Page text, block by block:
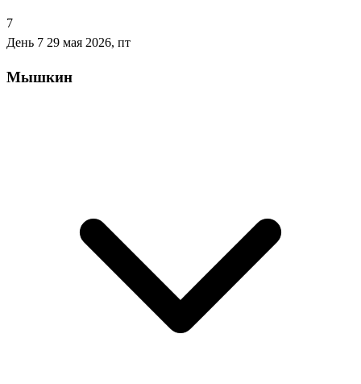
7
День 7 29 мая 2026, пт
Мышкин